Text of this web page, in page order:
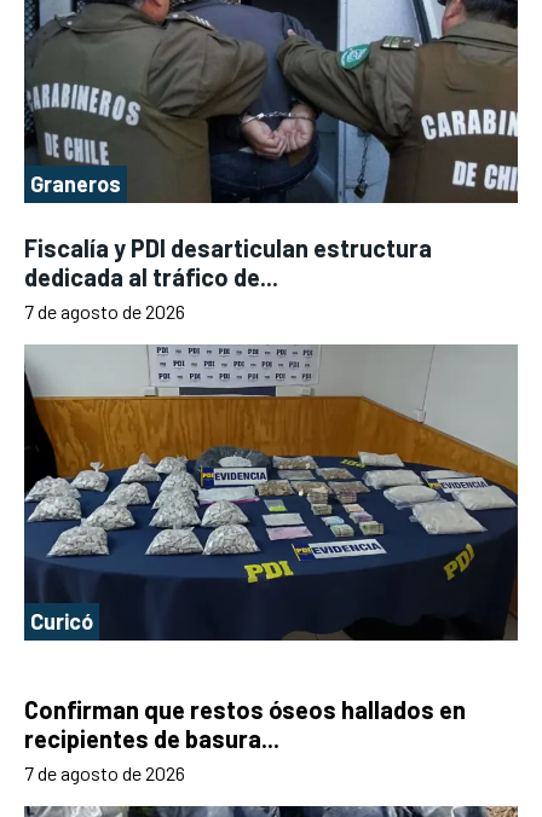
Graneros
Fiscalía y PDI desarticulan estructura
dedicada al tráfico de...
7 de agosto de 2026
Curicó
Confirman que restos óseos hallados en
recipientes de basura...
7 de agosto de 2026